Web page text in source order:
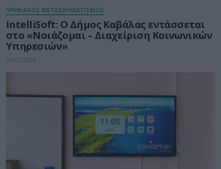
ΨΗΦΙΑΚΟΣ ΜΕΤΑΣΧΗΜΑΤΙΣΜΟΣ
IntelliSoft: Ο Δήμος Καβάλας εντάσσεται
στο «Νοιάζομαι – Διαχείριση Κοινωνικών
Υπηρεσιών»
20.07.2026